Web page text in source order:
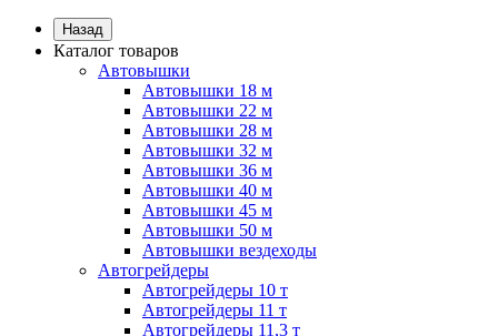
Назад
Каталог товаров
Автовышки
Автовышки 18 м
Автовышки 22 м
Автовышки 28 м
Автовышки 32 м
Автовышки 36 м
Автовышки 40 м
Автовышки 45 м
Автовышки 50 м
Автовышки вездеходы
Автогрейдеры
Автогрейдеры 10 т
Автогрейдеры 11 т
Автогрейдеры 11,3 т